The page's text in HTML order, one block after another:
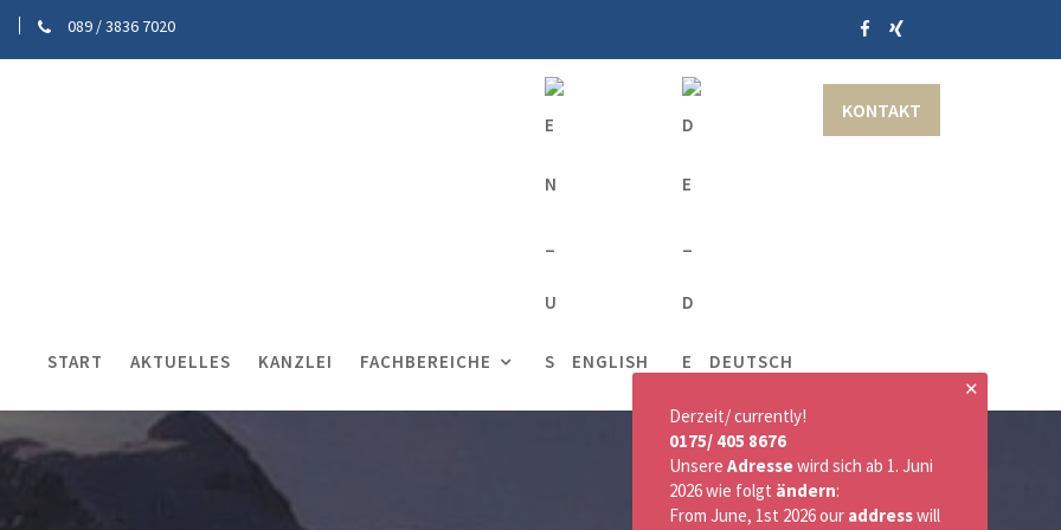
089 / 3836 7020
KONTAKT
START AKTUELLES KANZLEI FACHBEREICHE ENGLISH DEUTSCH
✕
Derzeit/ currently!
0175/ 405 8676
Unsere Adressewird sich ab 1. Juni
2026 wie folgt ändern:
From June, 1st 2026 our addresswill